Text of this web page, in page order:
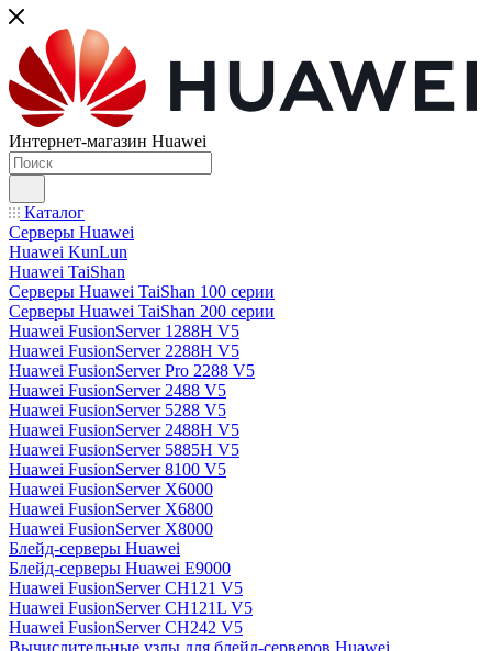
Интернет-магазин Huawei
Каталог
Серверы Huawei
Huawei KunLun
Huawei TaiShan
Серверы Huawei TaiShan 100 серии
Серверы Huawei TaiShan 200 серии
Huawei FusionServer 1288H V5
Huawei FusionServer 2288H V5
Huawei FusionServer Pro 2288 V5
Huawei FusionServer 2488 V5
Huawei FusionServer 5288 V5
Huawei FusionServer 2488H V5
Huawei FusionServer 5885H V5
Huawei FusionServer 8100 V5
Huawei FusionServer X6000
Huawei FusionServer X6800
Huawei FusionServer X8000
Блейд-серверы Huawei
Блейд-серверы Huawei E9000
Huawei FusionServer CH121 V5
Huawei FusionServer CH121L V5
Huawei FusionServer CH242 V5
Вычислительные узлы для блейд-серверов Huawei